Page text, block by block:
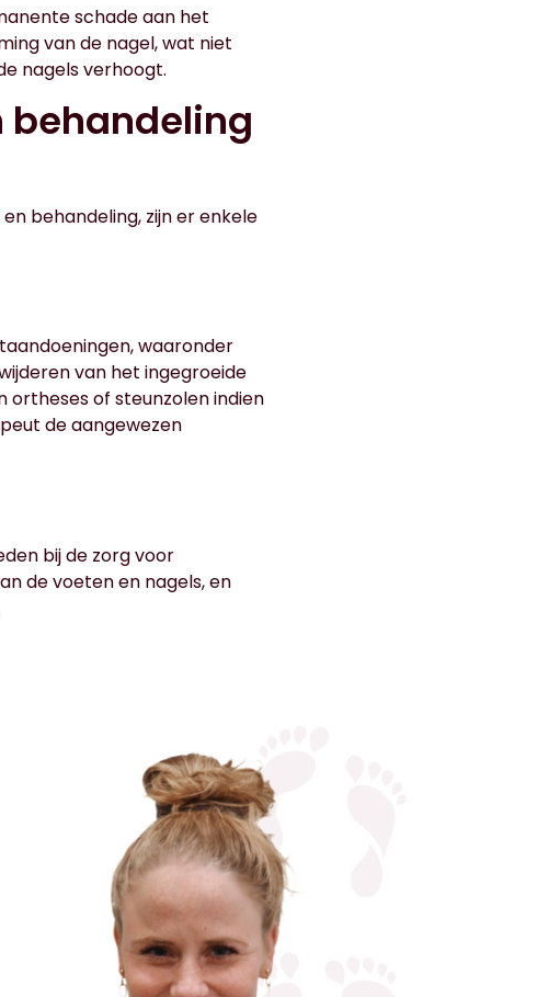
schade aan het
van de nagel, wat niet
nagels verhoogt.
behandeling
behandeling, zijn er enkele
waaronder
van het ingegroeide
ortheses of steunzolen indien
de aangewezen
bij de zorg voor
de voeten en nagels, en